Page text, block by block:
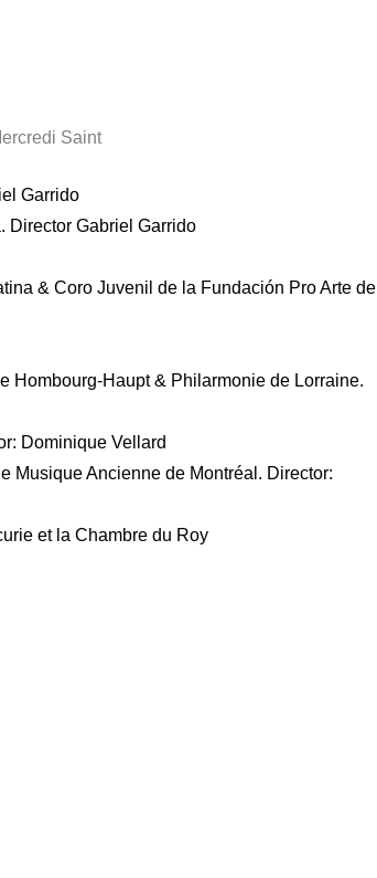
Saint
Garrido
Director Gabriel Garrido
& Coro Juvenil de la Fundación Pro Arte de
Hombourg-Haupt & Philarmonie de Lorraine.
Dominique Vellard
Musique Ancienne de Montréal. Director:
et la Chambre du Roy